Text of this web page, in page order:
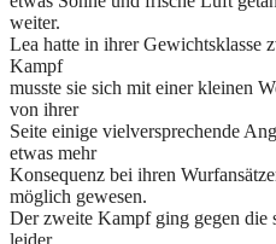
weiter.
Lea hatte in ihrer Gewichtsklasse
Kampf
musste sie sich mit einer kleinen
von ihrer
Seite einige vielversprechende
etwas mehr
Konsequenz bei ihren
möglich gewesen.
Der zweite Kampf ging gegen die
leider